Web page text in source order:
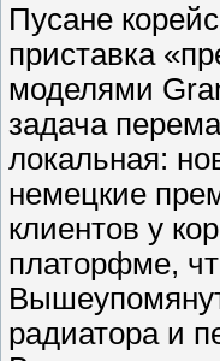
Пусане
приставка
моделями
задача
локальная:
немецкие
клиентов у
платорфме,
радиатора и